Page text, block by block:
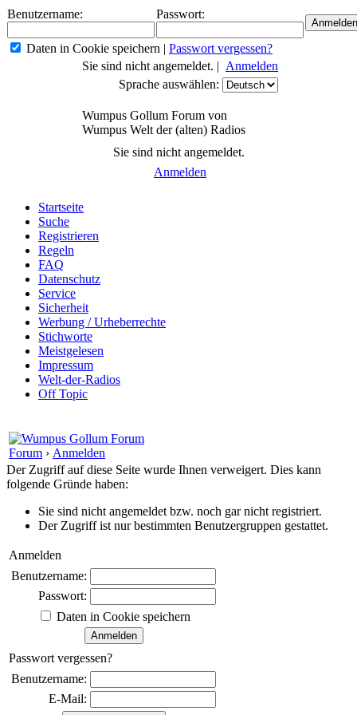
Benutzername: Passwort:
Daten in Cookie speichern | Passwort vergessen?
Sie sind nicht angemeldet. | Anmelden
Sprache auswählen:
Wumpus Gollum Forum von
Wumpus Welt der (alten) Radios
Sie sind nicht angemeldet.
Anmelden
Startseite
Suche
Registrieren
Regeln
FAQ
Datenschutz
Service
Sicherheit
Werbung / Urheberrechte
Stichworte
Meistgelesen
Impressum
Welt-der-Radios
Off Topic
Forum › Anmelden
Der Zugriff auf diese Seite wurde Ihnen verweigert. Dies kann
folgende Gründe haben:
Sie sind nicht angemeldet bzw. noch gar nicht registriert.
Der Zugriff ist nur bestimmten Benutzergruppen gestattet.
Anmelden
Benutzername:
Passwort:
Daten in Cookie speichern
Passwort vergessen?
Benutzername:
E-Mail: